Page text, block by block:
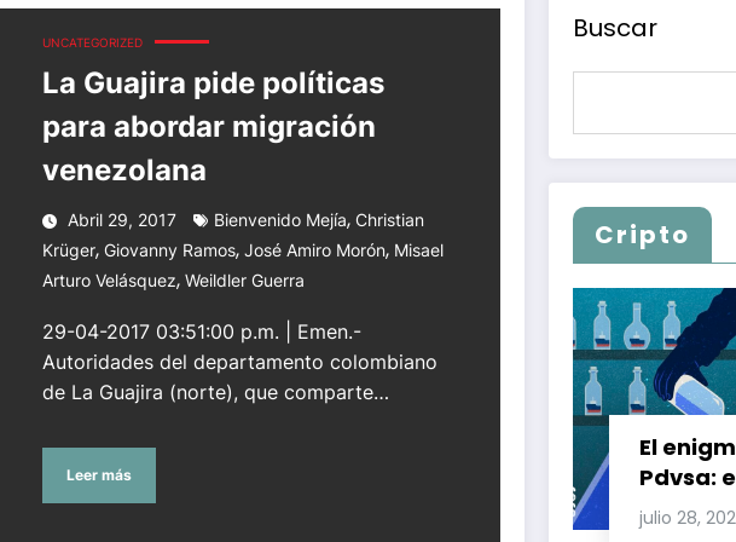
UNCATEGORIZED
La Guajira pide políticas
para abordar migración
venezolana
Abril 29, 2017 Bienvenido Mejía, Christian
Krüger, Giovanny Ramos, José Amiro Morón, Misael
Arturo Velásquez, Weildler Guerra
29-04-2017 03:51:00 p.m. | Emen.-
Autoridades del departamento colombiano
de La Guajira (norte), que comparte…
Leer más
Buscar
Cripto
El
Pdvsa:
julio 28,